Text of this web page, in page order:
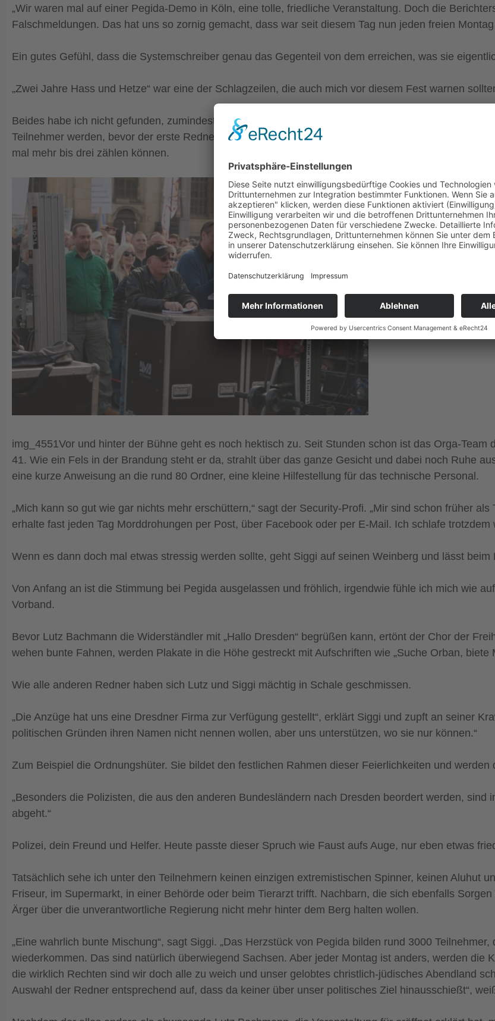
„Wir waren mal auf einer Pegida-Demo in Köln, eine tolle, friedliche Veranstaltung. Doch die
Falschmeldungen. Das hat uns so zornig gemacht, dass war seit diesem Tag nun jeden freien
Ein gutes Gefühl, dass die Systemschreiber genau das Gegenteil von dem erreichen, was sie
„Zwei Jahre Hass und Hetze“ war eine der Schlagzeilen, die auch mich vor diesem Fest warnen
Beides habe ich nicht gefunden, zumindest nicht auf dem Theaterplatz, der schon vor Beginn der
Teilnehmer werden, bevor der erste Redner die Bühne betreten würde. Die offiziell gemeldeten
mal mehr bis drei zählen können.
img_4551Vor und hinter der Bühne geht es noch hektisch zu. Seit Stunden schon ist das Orga-
41. Wie ein Fels in der Brandung steht er da, strahlt über das ganze Gesicht und dabei noch Ruhe
eine kurze Anweisung an die rund 80 Ordner, eine kleine Hilfestellung für das technische Personal.
„Mich kann so gut wie gar nichts mehr erschüttern,“ sagt der Security-Profi. „Mir sind schon früher
erhalte fast jeden Tag Morddrohungen per Post, über Facebook oder per E-Mail. Ich schlafe trotzdem
Wenn es dann doch mal etwas stressig werden sollte, geht Siggi auf seinen Weinberg und lässt beim
Von Anfang an ist die Stimmung bei Pegida ausgelassen und fröhlich, irgendwie fühle ich mich wie
Vorband.
Bevor Lutz Bachmann die Widerständler mit „Hallo Dresden“ begrüßen kann, ertönt der Chor der
wehen bunte Fahnen, werden Plakate in die Höhe gestreckt mit Aufschriften wie „Suche Orban, biete
Wie alle anderen Redner haben sich Lutz und Siggi mächtig in Schale geschmissen.
„Die Anzüge hat uns eine Dresdner Firma zur Verfügung gestellt“, erklärt Siggi und zupft an seiner
politischen Gründen ihren Namen nicht nennen wollen, aber uns unterstützen, wo sie nur können.“
Zum Beispiel die Ordnungshüter. Sie bildet den festlichen Rahmen dieser Feierlichkeiten und werden
„Besonders die Polizisten, die aus den anderen Bundesländern nach Dresden beordert werden,
abgeht.“
Polizei, dein Freund und Helfer. Heute passte dieser Spruch wie Faust aufs Auge, nur eben etwas
Tatsächlich sehe ich unter den Teilnehmern keinen einzigen extremistischen Spinner, keinen Aluhut
Friseur, im Supermarkt, in einer Behörde oder beim Tierarzt trifft. Nachbarn, die sich ebenfalls
Ärger über die unverantwortliche Regierung nicht mehr hinter dem Berg halten wollen.
„Eine wahrlich bunte Mischung“, sagt Siggi. „Das Herzstück von Pegida bilden rund 3000
wiederkommen. Das sind natürlich überwiegend Sachsen. Aber jeder Montag ist anders, werden die
die wirklich Rechten sind wir doch alle zu weich und unser gelobtes christlich-jüdisches Abendland
Auswahl der Redner entsprechend auf, dass da keiner über unser politisches Ziel hinausschießt“,